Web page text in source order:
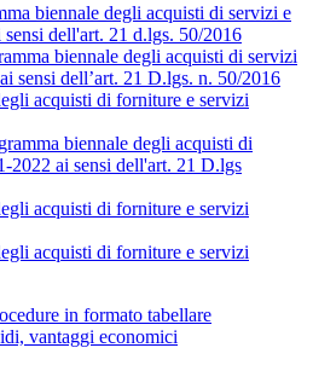
biennale degli acquisti di servizi e
dell'art. 21 d.lgs. 50/2016
biennale degli acquisti di servizi
sensi dell’art. 21 D.lgs. n. 50/2016
acquisti di forniture e servizi
biennale degli acquisti di
2022 ai sensi dell'art. 21 D.lgs
acquisti di forniture e servizi
acquisti di forniture e servizi
in formato tabellare
vantaggi economici